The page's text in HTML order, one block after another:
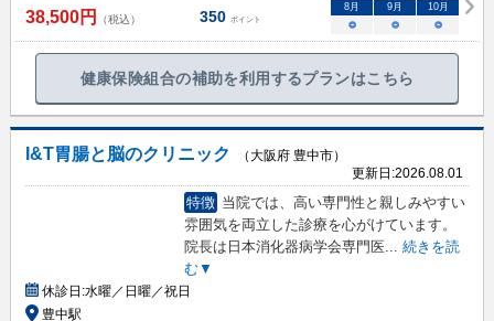
38,500円 （税込） 350 ポイント
8月 9月 10月
○ ○ ○
健康保険組合の補助を利用するプランはこちら
I&T胃腸と脳のクリニック
（大阪府 豊中市）
更新日:2026.08.01
特徴 当院では、高い専門性と親しみやすい
雰囲気を両立した診療を心がけています。
院長は日本消化器病学会専門医...
続きを読
む▼
休診日:水曜／日曜／祝日
豊中駅